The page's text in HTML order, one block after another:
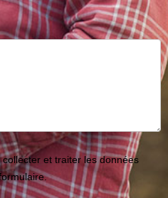
et traiter les données